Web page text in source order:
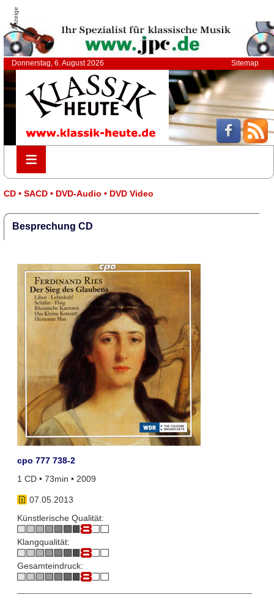
Anzeige
Donnerstag, 6. August 2026 Sitemap
≡
≡
CD • SACD • DVD-Audio • DVD Video
Besprechung CD
cpo 777 738-2
1 CD • 73min • 2009
07.05.2013
Künstlerische Qualität:
Klangqualität:
Gesamteindruck: